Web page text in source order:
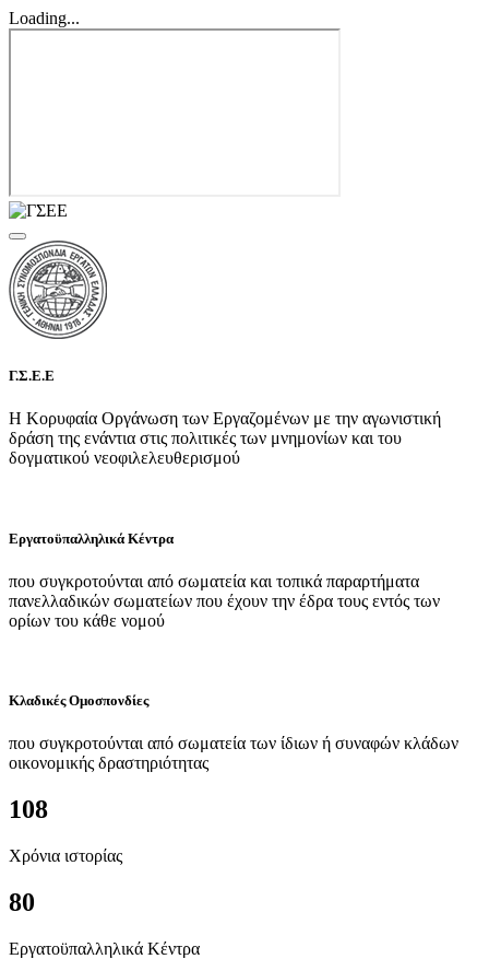
Loading...
Γ.Σ.Ε.Ε
Η Κορυφαία Οργάνωση των Εργαζομένων με την αγωνιστική
δράση της ενάντια στις πολιτικές των μνημονίων και του
δογματικού νεοφιλελευθερισμού
Εργατοϋπαλληλικά Κέντρα
που συγκροτούνται από σωματεία και τοπικά παραρτήματα
πανελλαδικών σωματείων που έχουν την έδρα τους εντός των
ορίων του κάθε νομού
Κλαδικές Ομοσπονδίες
που συγκροτούνται από σωματεία των ίδιων ή συναφών κλάδων
οικονομικής δραστηριότητας
108
Χρόνια ιστορίας
80
Εργατοϋπαλληλικά Κέντρα